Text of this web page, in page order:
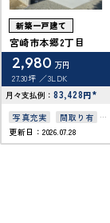
新築一戸建て
宮崎市本郷2丁目
2,980 万円
27.30坪
3LDK
月々支払例： 83,428円*
写真充実
間取り有
築10年以内
更新日：2026.07.28